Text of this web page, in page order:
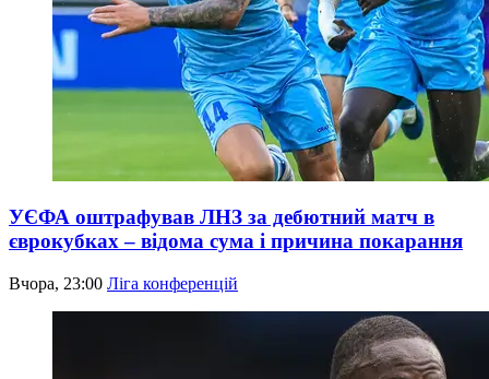
УЄФА оштрафував ЛНЗ за дебютний матч в
єврокубках – відома сума і причина покарання
Вчора, 23:00 Ліга конференцій